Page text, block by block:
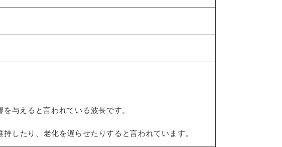
与えると言われている波長です。
したり、老化を遅らせたりすると言われています。